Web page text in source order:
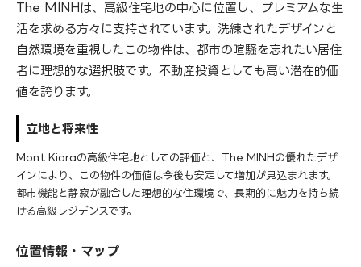
位置情報・マップ
The MINHは、高級住宅地の中心に位置し、プレミアムな生
活を求める方々に支持されています。洗練されたデザインと
自然環境を重視したこの物件は、都市の喧騒を忘れたい居住
者に理想的な選択肢です。不動産投資としても高い潜在的価
値を誇ります。
立地と将来性
Mont Kiaraの高級住宅地としての評価と、The MINHの優れたデザ
インにより、この物件の価値は今後も安定して増加が見込まれます。
都市機能と静寂が融合した理想的な住環境で、長期的に魅力を持ち続
ける高級レジデンスです。